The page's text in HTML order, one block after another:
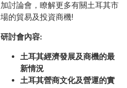
加討論會，瞭解更多有關土耳其市
場的貿易及投資商機!
研討會內容:
土耳其經濟發展及商機的最
新情況
土耳其營商文化及營運的實